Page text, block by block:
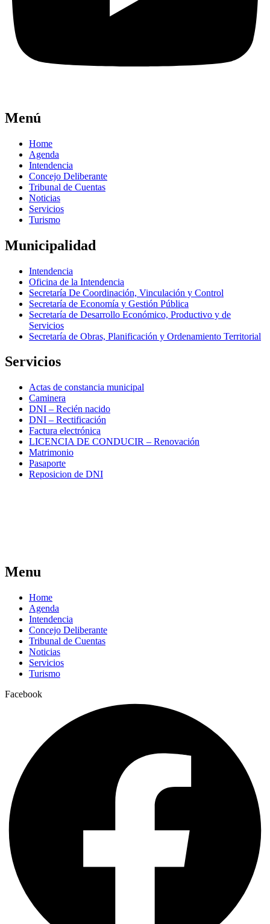
Menú
Home
Agenda
Intendencia
Concejo Deliberante
Tribunal de Cuentas
Noticias
Servicios
Turismo
Municipalidad
Intendencia
Oficina de la Intendencia
Secretaría De Coordinación, Vinculación y Control
Secretaría de Economía y Gestión Pública
Secretaría de Desarrollo Económico, Productivo y de
Servicios
Secretaría de Obras, Planificación y Ordenamiento Territorial
Servicios
Actas de constancia municipal
Caminera
DNI – Recién nacido
DNI – Rectificación
Factura electrónica
LICENCIA DE CONDUCIR – Renovación
Matrimonio
Pasaporte
Reposicion de DNI
Menu
Home
Agenda
Intendencia
Concejo Deliberante
Tribunal de Cuentas
Noticias
Servicios
Turismo
Facebook